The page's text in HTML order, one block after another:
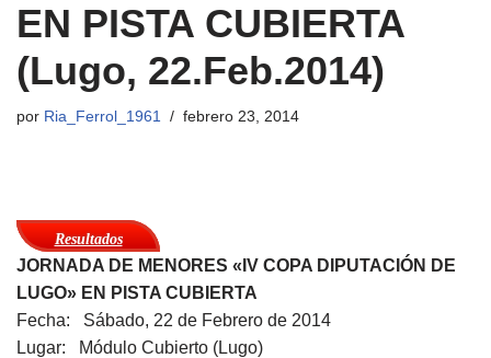
EN PISTA CUBIERTA
(Lugo, 22.Feb.2014)
por Ria_Ferrol_1961 febrero 23, 2014
Resultados
JORNADA DE MENORES «IV COPA DIPUTACIÓN DE
LUGO» EN PISTA CUBIERTA
Fecha: Sábado, 22 de Febrero de 2014
Lugar: Módulo Cubierto (Lugo)